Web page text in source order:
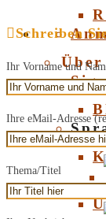
Schreiben
Ihr Vorname und
Ihre eMail-Adresse
Thema/Titel